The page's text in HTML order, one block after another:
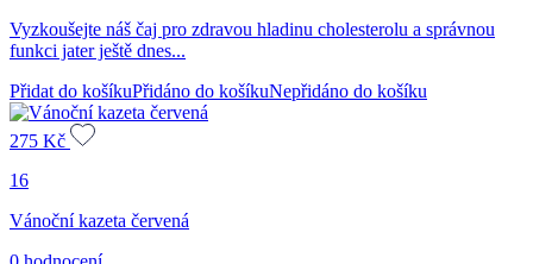
Vyzkoušejte náš čaj pro zdravou hladinu cholesterolu a správnou
funkci jater ještě dnes...
Přidat do košíkuPřidáno do košíkuNepřidáno do košíku
275 Kč
16
Vánoční kazeta červená